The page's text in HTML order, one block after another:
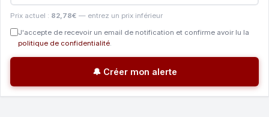
Prix actuel : 82,78€ — entrez un prix inférieur
J'accepte de recevoir un email de notification et confirme avoir lu la
politique de confidentialité.
🔔 Créer mon alerte